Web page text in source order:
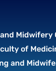
Midwifery
of
and